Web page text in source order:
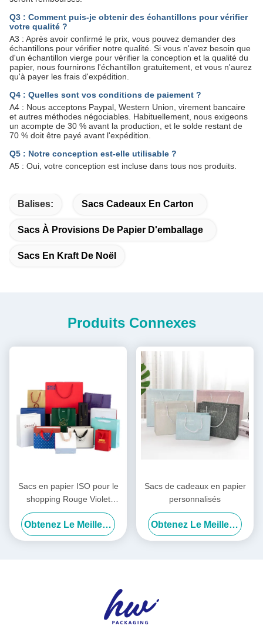
Q3 : Comment puis-je obtenir des échantillons pour vérifier
votre qualité ?
A3 : Après avoir confirmé le prix, vous pouvez demander des
échantillons pour vérifier notre qualité. Si vous n'avez besoin que
d'un échantillon vierge pour vérifier la conception et la qualité du
papier, nous fournirons l'échantillon gratuitement, et vous n'aurez
qu'à payer les frais d'expédition.
Q4 : Quelles sont vos conditions de paiement ?
A4 : Nous acceptons Paypal, Western Union, virement bancaire
et autres méthodes négociables. Habituellement, nous exigeons
un acompte de 30 % avant la production, et le solde restant de
70 % doit être payé avant l'expédition.
Q5 : Notre conception est-elle utilisable ?
A5 : Oui, votre conception est incluse dans tous nos produits.
Balises: Sacs Cadeaux En Carton
Sacs À Provisions De Papier D'emballage
Sacs En Kraft De Noël
Produits Connexes
Sacs en papier ISO pour le
shopping Rouge Violet
Vêtements Sacs de
shopping Logo Personnalisé
Obtenez Le Meilleur Prix
Sacs de cadeaux en papier
personnalisés
Obtenez Le Meilleur Prix